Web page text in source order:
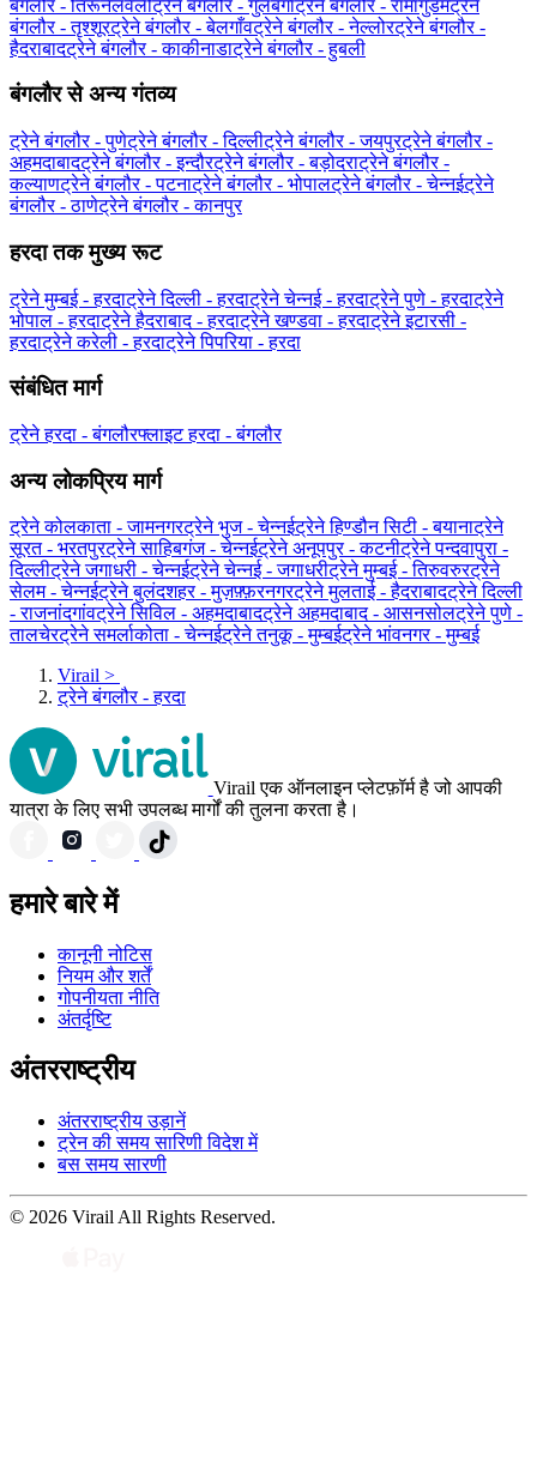
बंगलौर - तिरूनेलवेलीट्रेने बंगलौर - गुलबर्गाट्रेने बंगलौर - रामागुंडमट्रेने
बंगलौर - तृश्शूरट्रेने बंगलौर - बेलगाँवट्रेने बंगलौर - नेल्लोरट्रेने बंगलौर -
हैदराबादट्रेने बंगलौर - काकीनाडाट्रेने बंगलौर - हुबली
बंगलौर से अन्य गंतव्य
ट्रेने बंगलौर - पुणेट्रेने बंगलौर - दिल्लीट्रेने बंगलौर - जयपुरट्रेने बंगलौर -
अहमदाबादट्रेने बंगलौर - इन्दौरट्रेने बंगलौर - बड़ोदराट्रेने बंगलौर -
कल्याणट्रेने बंगलौर - पटनाट्रेने बंगलौर - भोपालट्रेने बंगलौर - चेन्नईट्रेने
बंगलौर - ठाणेट्रेने बंगलौर - कानपुर
हरदा तक मुख्य रूट
ट्रेने मुम्बई - हरदाट्रेने दिल्ली - हरदाट्रेने चेन्नई - हरदाट्रेने पुणे - हरदाट्रेने
भोपाल - हरदाट्रेने हैदराबाद - हरदाट्रेने खण्डवा - हरदाट्रेने इटारसी -
हरदाट्रेने करेली - हरदाट्रेने पिपरिया - हरदा
संबंधित मार्ग
ट्रेने हरदा - बंगलौरफ्लाइट हरदा - बंगलौर
अन्य लोकप्रिय मार्ग
ट्रेने कोलकाता - जामनगरट्रेने भुज - चेन्नईट्रेने हिण्डौन सिटी - बयानाट्रेने
सूरत - भरतपुरट्रेने साहिबगंज - चेन्नईट्रेने अनूपपुर - कटनीट्रेने पन्दवापुरा -
दिल्लीट्रेने जगाधरी - चेन्नईट्रेने चेन्नई - जगाधरीट्रेने मुम्बई - तिरुवरुरट्रेने
सेलम - चेन्नईट्रेने बुलंदशहर - मुज़फ़्फ़रनगरट्रेने मुलताई - हैदराबादट्रेने दिल्ली
- राजनांदगांवट्रेने सिविल - अहमदाबादट्रेने अहमदाबाद - आसनसोलट्रेने पुणे -
तालचेरट्रेने समर्लाकोता - चेन्नईट्रेने तनुकू - मुम्बईट्रेने भांवनगर - मुम्बई
Virail >
ट्रेने बंगलौर - हरदा
Virail एक ऑनलाइन प्लेटफ़ॉर्म है जो आपकी
यात्रा के लिए सभी उपलब्ध मार्गों की तुलना करता है।
हमारे बारे में
कानूनी नोटिस
नियम और शर्तें
गोपनीयता नीति
अंतर्दृष्टि
अंतरराष्ट्रीय
अंतरराष्ट्रीय उड़ानें
ट्रेन की समय सारिणी विदेश में
बस समय सारणी
© 2026 Virail All Rights Reserved.